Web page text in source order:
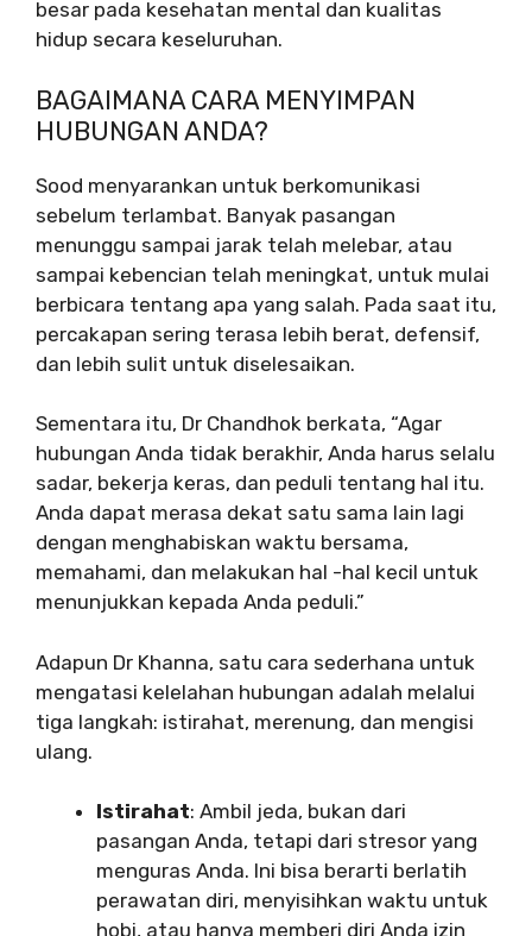
besar pada kesehatan mental dan kualitas
hidup secara keseluruhan.
BAGAIMANA CARA MENYIMPAN
HUBUNGAN ANDA?
Sood menyarankan untuk berkomunikasi
sebelum terlambat. Banyak pasangan
menunggu sampai jarak telah melebar, atau
sampai kebencian telah meningkat, untuk mulai
berbicara tentang apa yang salah. Pada saat itu,
percakapan sering terasa lebih berat, defensif,
dan lebih sulit untuk diselesaikan.
Sementara itu, Dr Chandhok berkata, “Agar
hubungan Anda tidak berakhir, Anda harus selalu
sadar, bekerja keras, dan peduli tentang hal itu.
Anda dapat merasa dekat satu sama lain lagi
dengan menghabiskan waktu bersama,
memahami, dan melakukan hal -hal kecil untuk
menunjukkan kepada Anda peduli.”
Adapun Dr Khanna, satu cara sederhana untuk
mengatasi kelelahan hubungan adalah melalui
tiga langkah: istirahat, merenung, dan mengisi
ulang.
Istirahat: Ambil jeda, bukan dari
pasangan Anda, tetapi dari stresor yang
menguras Anda. Ini bisa berarti berlatih
perawatan diri, menyisihkan waktu untuk
hobi, atau hanya memberi diri Anda izin